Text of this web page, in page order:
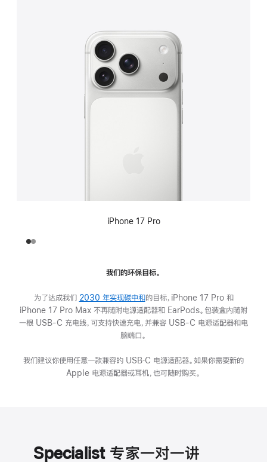
iPhone 17 Pro
我们的环保目标。
为了达成我们 2030 年实现碳中和(在
新
窗
打
开)
的目标，iPhone 17 Pro 和
iPhone 17 Pro Max 不再随附电源适配器和 EarPods。包装盒内随附
一根 USB-C 充电线，可支持快速充电，并兼容 USB-C 电源适配器和电
脑端口。
我们建议你使用任意一款兼容的 USB‑C 电源适配器。如果你需要新的
Apple 电源适配器或耳机，也可随时购买。
Specialist 专家一对一讲